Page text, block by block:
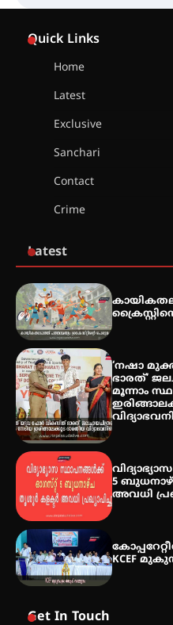
അരങ്ങ്
കാറ്റിനും
മഴ ലഭിച്ചു
Quick Links
Home
Latest
Exclusive
Sanchari
Contact
Crime
Latest
‘നഷാ
ഭാരത്’
മൂന്നാം
5
അവധി
KCEF
Get In Touch